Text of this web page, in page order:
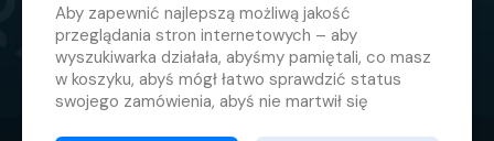
Aby zapewnić najlepszą możliwą jakość
przeglądania stron internetowych – aby
wyszukiwarka działała, abyśmy pamiętali, co masz
w koszyku, abyś mógł łatwo sprawdzić status
swojego zamówienia, abyś nie martwił się